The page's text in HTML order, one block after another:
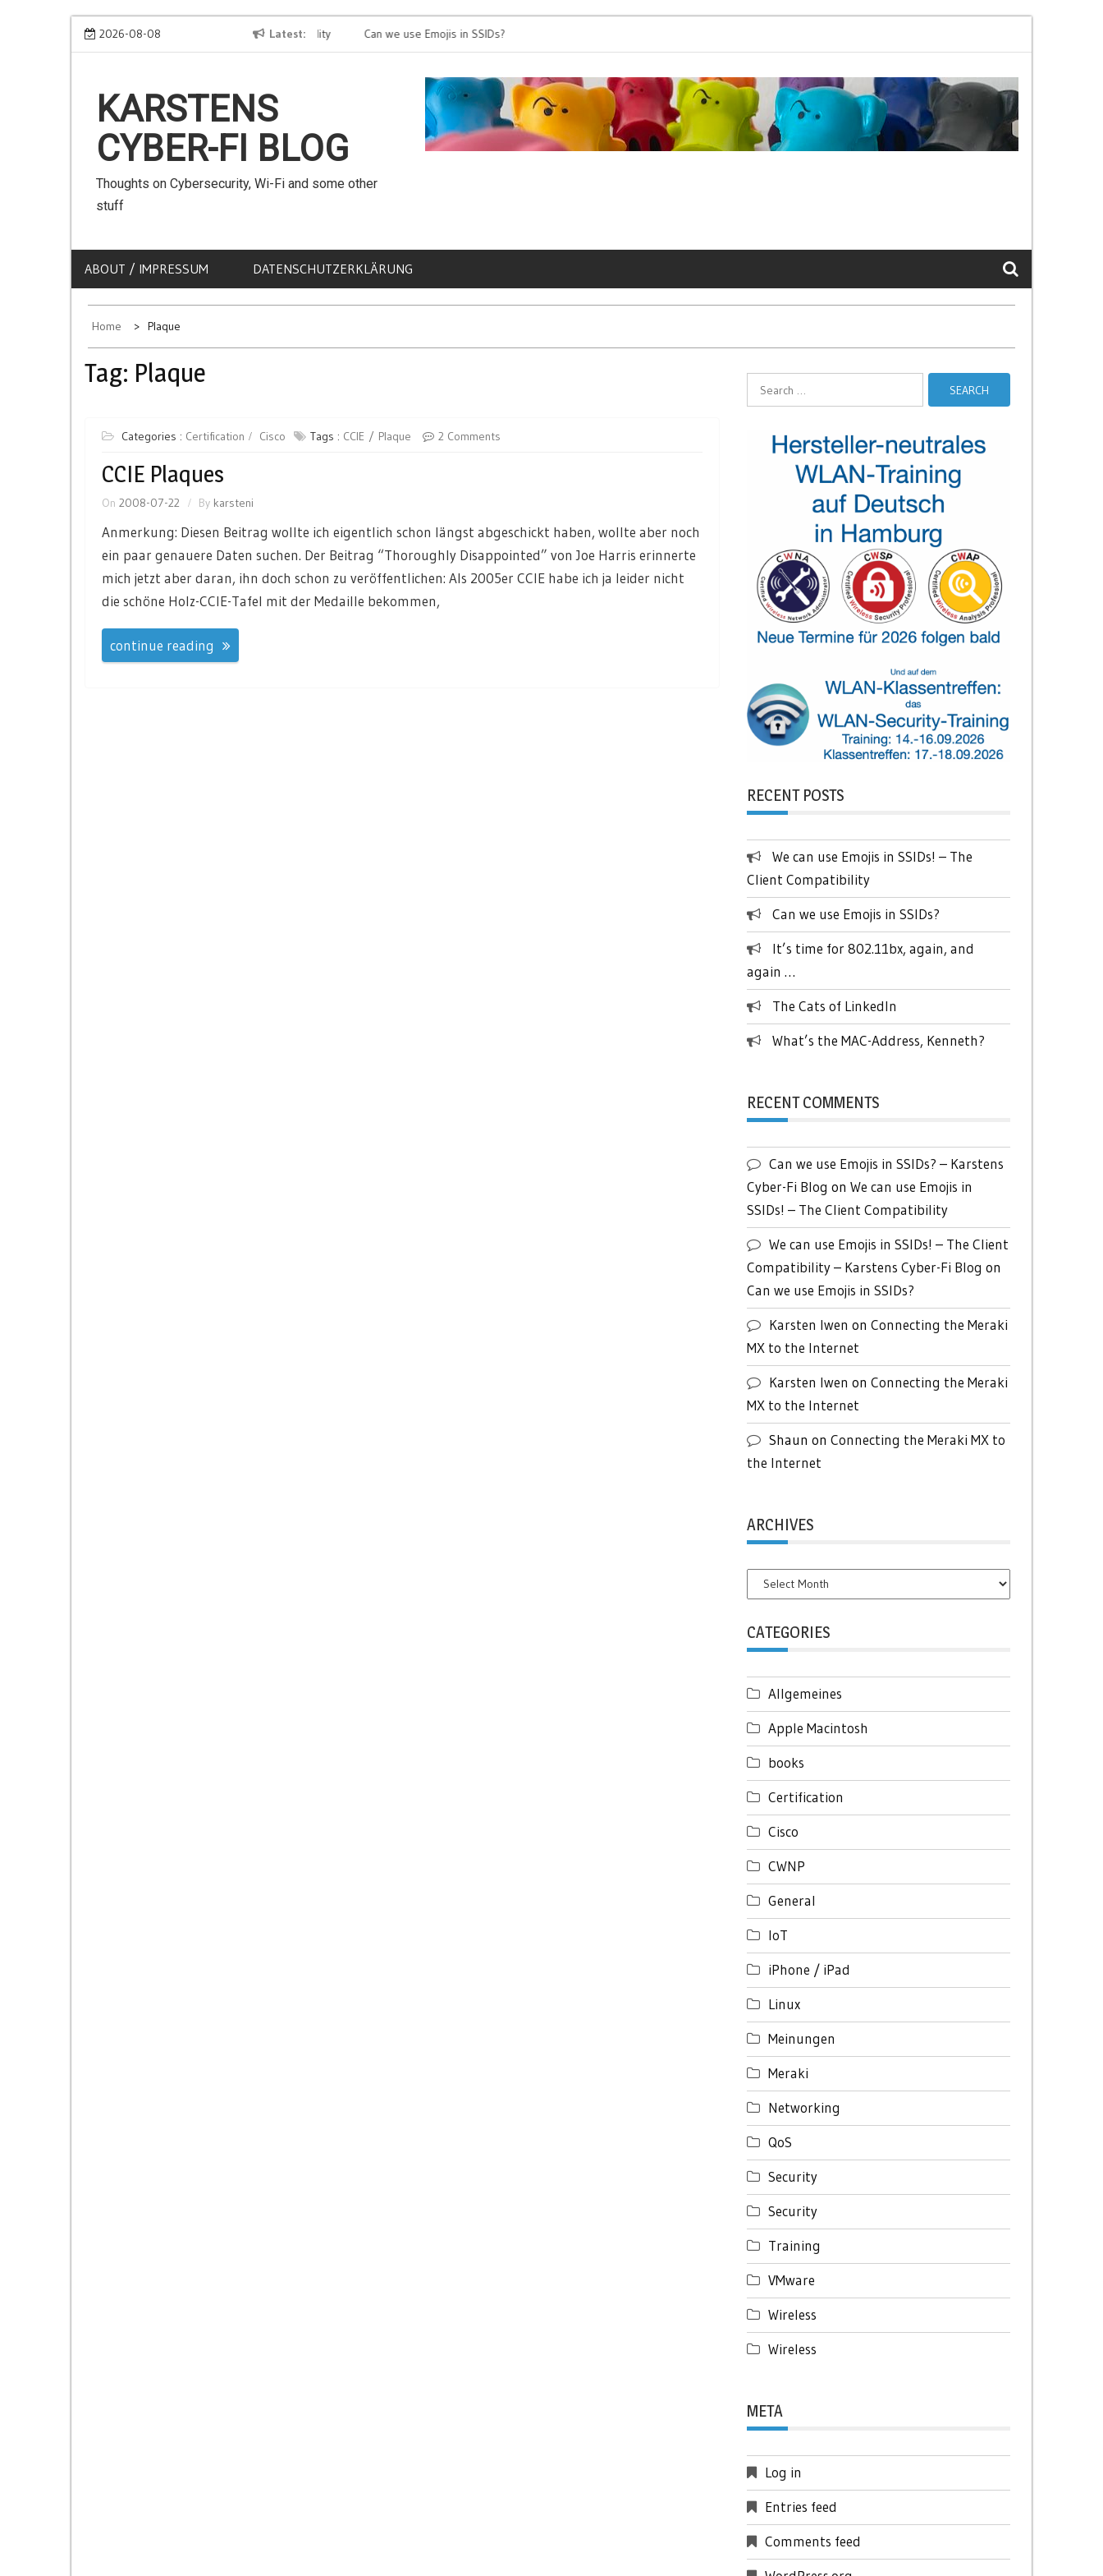
Skip
2026-08-08 Latest
We can use Emojis in SSIDs! – The Client Compatibility Can we use Emojis in SSIDs?
KARSTENS
CYBER-FI BLOG
Thoughts on Cybersecurity, Wi-Fi and some other
stuff
ABOUT / IMPRESSUM DATENSCHUTZERKLÄRUNG
Home Plaque
Tag: Plaque
Categories : Certification Cisco Tags : CCIE Plaque 2 Comments
CCIE Plaques
On 2008-07-22 By karsteni
Anmerkung: Diesen Beitrag wollte ich eigentlich schon längst abgeschickt haben, wollte aber noch
ein paar genauere Daten suchen. Der Beitrag “Thoroughly Disappointed” von Joe Harris erinnerte
mich jetzt aber daran, ihn doch schon zu veröffentlichen: Als 2005er CCIE habe ich ja leider nicht
die schöne Holz-CCIE-Tafel mit der Medaille bekommen,
continue reading
RECENT POSTS
We can use Emojis in SSIDs! – The
Client Compatibility
Can we use Emojis in SSIDs?
It’s time for 802.11bx, again, and
again …
The Cats of LinkedIn
What’s the MAC-Address, Kenneth?
RECENT COMMENTS
Can we use Emojis in SSIDs? – Karstens
Cyber-Fi Blog on We can use Emojis in
SSIDs! – The Client Compatibility
We can use Emojis in SSIDs! – The Client
Compatibility – Karstens Cyber-Fi Blog on
Can we use Emojis in SSIDs?
Karsten Iwen on Connecting the Meraki
MX to the Internet
Karsten Iwen on Connecting the Meraki
MX to the Internet
Shaun on Connecting the Meraki MX to
the Internet
ARCHIVES
Archives
CATEGORIES
Allgemeines
Apple Macintosh
books
Certification
Cisco
CWNP
General
IoT
iPhone / iPad
Linux
Meinungen
Meraki
Networking
QoS
Security
Security
Training
VMware
Wireless
Wireless
META
Log in
Entries feed
Comments feed